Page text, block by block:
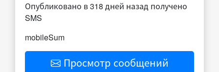
Опубликовано в 318 дней назад получено
SMS
mobileSum
Просмотр сообщений